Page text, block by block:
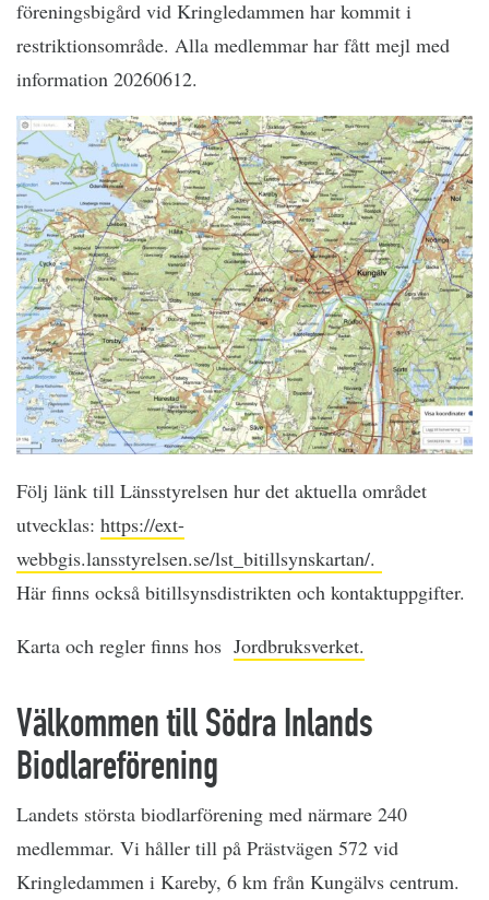
föreningsbigård vid Kringledammen har kommit i
restriktionsområde. Alla medlemmar har fått mejl med
information 20260612.
Följ länk till Länsstyrelsen hur det aktuella området
utvecklas: https://ext-
webbgis.lansstyrelsen.se/lst_bitillsynskartan/.
Här finns också bitillsynsdistrikten och kontaktuppgifter.
Karta och regler finns hos Jordbruksverket.
Välkommen till Södra Inlands
Biodlareförening
Landets största biodlarförening med närmare 240
medlemmar. Vi håller till på Prästvägen 572 vid
Kringledammen i Kareby, 6 km från Kungälvs centrum.